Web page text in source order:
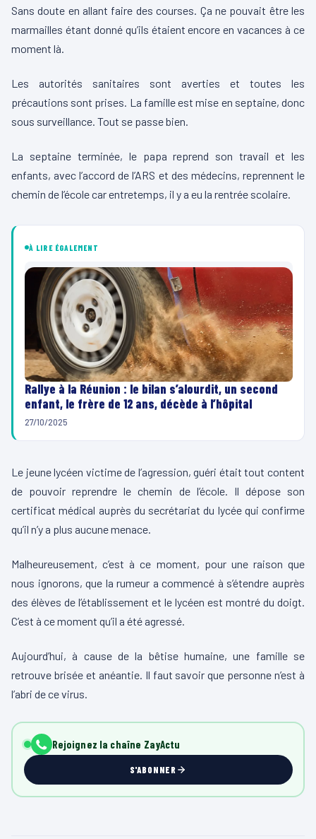
Sans doute en allant faire des courses. Ça ne pouvait être les
marmailles étant donné qu’ils étaient encore en vacances à ce
moment là.
Les autorités sanitaires sont averties et toutes les
précautions sont prises. La famille est mise en septaine, donc
sous surveillance. Tout se passe bien.
La septaine terminée, le papa reprend son travail et les
enfants, avec l’accord de l’ARS et des médecins, reprennent le
chemin de l’école car entretemps, il y a eu la rentrée scolaire.
À LIRE ÉGALEMENT
Rallye à la Réunion : le bilan s’alourdit, un second
enfant, le frère de 12 ans, décède à l’hôpital
27/10/2025
Le jeune lycéen victime de l’agression, guéri était tout content
de pouvoir reprendre le chemin de l’école. Il dépose son
certificat médical auprès du secrétariat du lycée qui confirme
qu’il n’y a plus aucune menace.
Malheureusement, c’est à ce moment, pour une raison que
nous ignorons, que la rumeur a commencé à s’étendre auprès
des élèves de l’établissement et le lycéen est montré du doigt.
C’est à ce moment qu’il a été agressé.
Aujourd’hui, à cause de la bêtise humaine, une famille se
retrouve brisée et anéantie. Il faut savoir que personne n’est à
l’abri de ce virus.
Rejoignez la chaîne ZayActu
S'ABONNER